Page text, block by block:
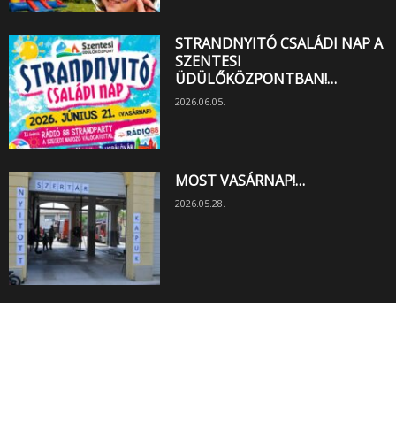
STRANDNYITÓ CSALÁDI NAP A
SZENTESI
ÜDÜLŐKÖZPONTBAN!…
2026.06.05.
MOST VASÁRNAP!…
2026.05.28.